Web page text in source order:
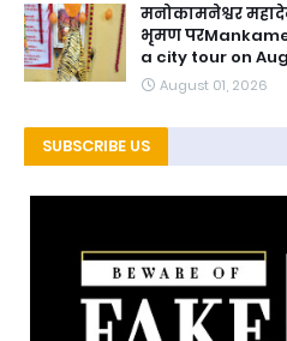
मनोकामनेश्वर
भृमण
a city tour on
August 01, 2026
SUBSCRIBE US